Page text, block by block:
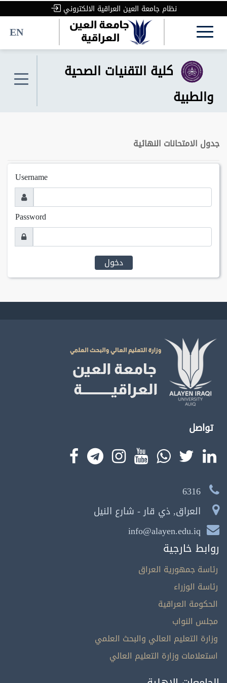
نظام جامعة العين العراقية الالكتروني
EN
كلية التقنيات الصحية
والطبية
جدول الامتحانات النهائية
Username
Password
دخول
تواصل
6316
العراق, ذي قار - شارع النيل
info@alayen.edu.iq
روابط خارجية
رئاسة جمهورية العراق
رئاسة الوزراء
الحكومة العراقية
مجلس النواب
وزارة التعليم العالي والبحث العلمي
استعلامات وزارة التعليم العالي